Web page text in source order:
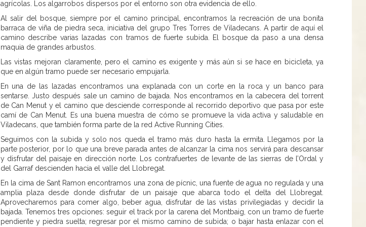
agrícolas. Los algarrobos dispersos por el entorno son otra evidencia de ello.
Al salir del bosque, siempre por el camino principal, encontramos la recreación de una bonita
barraca de viña de piedra seca, iniciativa del grupo Tres Torres de Viladecans. A partir de aquí el
camino describe varias lazadas con tramos de fuerte subida. El bosque da paso a una densa
maquia de grandes arbustos.
Las vistas mejoran claramente, pero el camino es exigente y más aún si se hace en bicicleta, ya
que en algún tramo puede ser necesario empujarla.
En una de las lazadas encontramos una explanada con un corte en la roca y un banco para
sentarse. Justo después sale un camino de bajada. Nos encontramos en la cabecera del torrent
de Can Menut y el camino que desciende corresponde al recorrido deportivo que pasa por este
camí de Can Menut. Es una buena muestra de cómo se promueve la vida activa y saludable en
Viladecans, que también forma parte de la red Active Running Cities.
Seguimos con la subida y solo nos queda el tramo más duro hasta la ermita. Llegamos por la
parte posterior, por lo que una breve parada antes de alcanzar la cima nos servirá para descansar
y disfrutar del paisaje en dirección norte. Los contrafuertes de levante de las sierras de l’Ordal y
del Garraf descienden hacia el valle del Llobregat.
En la cima de Sant Ramon encontramos una zona de pícnic, una fuente de agua no regulada y una
amplia plaza desde donde disfrutar de un paisaje que abarca todo el delta del Llobregat.
Aprovecharemos para comer algo, beber agua, disfrutar de las vistas privilegiadas y decidir la
bajada. Tenemos tres opciones: seguir el track por la carena del Montbaig, con un tramo de fuerte
pendiente y piedra suelta; regresar por el mismo camino de subida; o bajar hasta enlazar con el